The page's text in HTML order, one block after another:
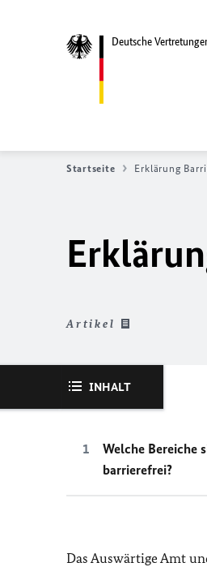
Deutsche
Startseite Erklärung
Artikel
INHALT
Welche Bereiche
barrierefrei?
Das Auswärtige Amt